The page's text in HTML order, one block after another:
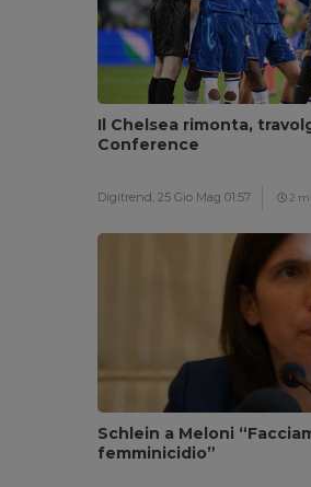
Il Chelsea rimonta,
Conference
Digitrend, 25 Gio Mag 01:57 2
Schlein a Meloni
femminicidio”